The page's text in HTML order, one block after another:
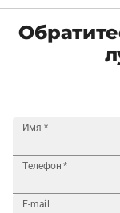
Имя *
Телефон *
E-mail